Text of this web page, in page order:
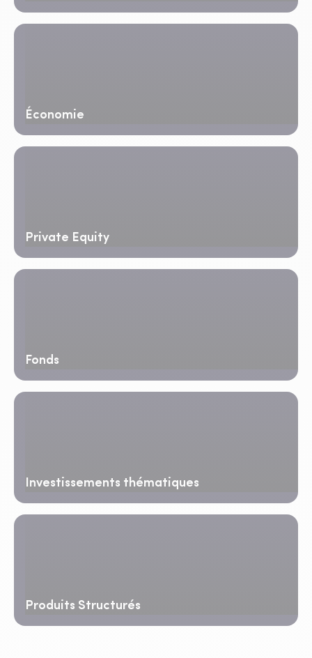
Économie
Private Equity
Fonds
Investissements thématiques
Produits Structurés